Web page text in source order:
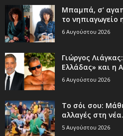
Μπαμπά, σ’
το νηπιαγωγείο
6 Αυγούστου 2026
Γιώργος
Ελλάδας» και η
6 Αυγούστου 2026
Το σόι σου:
αλλαγές στη
5 Αυγούστου 2026